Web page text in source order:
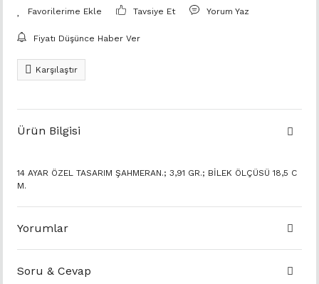
Tavsiye Et Yorum Yaz
Fiyatı Düşünce Haber Ver
Karşılaştır
Ürün Bilgisi
14 AYAR ÖZEL TASARIM ŞAHMERAN.; 3,91 GR.; BİLEK ÖLÇÜSÜ 18,5 C
M.
Yorumlar
Soru & Cevap